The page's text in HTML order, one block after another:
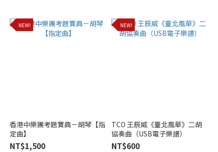
NEW!
香港中樂團考題寶典－胡琴【指
定曲】
NT$1,500
NEW!
TCO 王辰威《臺北風華》二胡
協奏曲（USB電子樂譜）
NT$600